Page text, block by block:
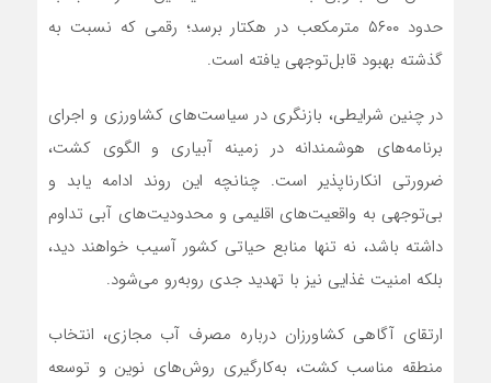
حدود ۵۶۰۰ مترمکعب در هکتار برسد؛ رقمی که نسبت به
گذشته بهبود قابل‌توجهی یافته است.
در چنین شرایطی، بازنگری در سیاست‌های کشاورزی و اجرای
برنامه‌های هوشمندانه در زمینه آبیاری و الگوی کشت،
ضرورتی انکارناپذیر است. چنانچه این روند ادامه یابد و
بی‌توجهی به واقعیت‌های اقلیمی و محدودیت‌های آبی تداوم
داشته باشد، نه تنها منابع حیاتی کشور آسیب خواهند دید،
بلکه امنیت غذایی نیز با تهدید جدی روبه‌رو می‌شود.
ارتقای آگاهی کشاورزان درباره مصرف آب مجازی، انتخاب
منطقه مناسب کشت، به‌کارگیری روش‌های نوین و توسعه